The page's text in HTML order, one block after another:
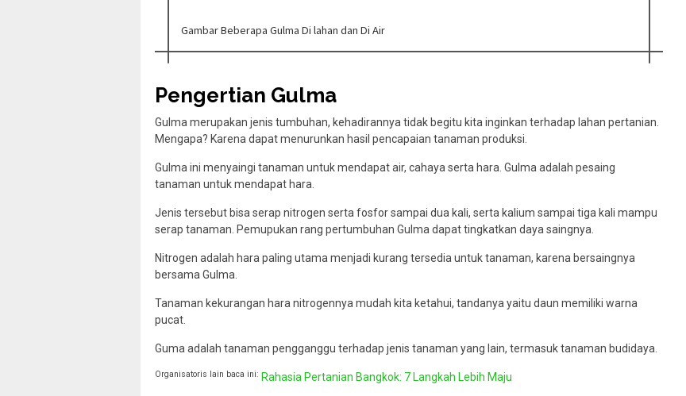
Gambar Beberapa Gulma Di lahan dan Di Air
Pengertian Gulma
Gulma merupakan jenis tumbuhan, kehadirannya tidak begitu kita inginkan terhadap lahan pertanian.
Mengapa? Karena dapat menurunkan hasil pencapaian tanaman produksi.
Gulma ini menyaingi tanaman untuk mendapat air, cahaya serta hara. Gulma adalah pesaing
tanaman untuk mendapat hara.
Jenis tersebut bisa serap nitrogen serta fosfor sampai dua kali, serta kalium sampai tiga kali mampu
serap tanaman. Pemupukan rang pertumbuhan Gulma dapat tingkatkan daya saingnya.
Nitrogen adalah hara paling utama menjadi kurang tersedia untuk tanaman, karena bersaingnya
bersama Gulma.
Tanaman kekurangan hara nitrogennya mudah kita ketahui, tandanya yaitu daun memiliki warna
pucat.
Guma adalah tanaman pengganggu terhadap jenis tanaman yang lain, termasuk tanaman budidaya.
Organisatoris lain baca ini: Rahasia Pertanian Bangkok: 7 Langkah Lebih Maju